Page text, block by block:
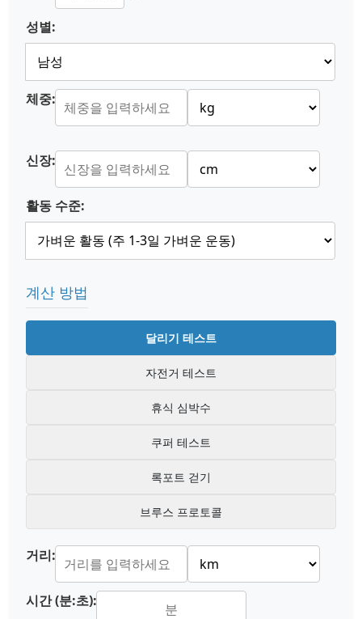
성별:
체중:
신장:
활동 수준:
계산 방법
달리기 테스트
자전거 테스트
휴식 심박수
쿠퍼 테스트
록포트 걷기
브루스 프로토콜
거리:
시간 (분:초):